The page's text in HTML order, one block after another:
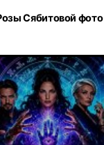
Сябитовой фото